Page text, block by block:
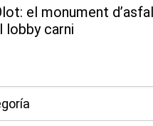
el monument
lobby carni